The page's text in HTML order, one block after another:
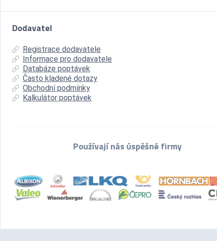
Dodavatel
Registrace dodavatele
Informace pro dodavatele
Databáze poptávek
Často kladené dotazy
Obchodní podmínky
Kalkulátor poptávek
Používají nás úspěšné firmy